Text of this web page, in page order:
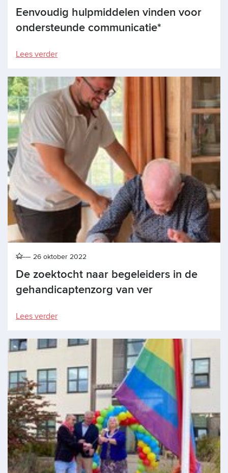
Eenvoudig hulpmiddelen vinden voor
ondersteunde communicatie*
Lees verder
De zoektocht naar begeleiders in de
gehandicaptenzorg van ver
26 oktober 2022
Lees verder